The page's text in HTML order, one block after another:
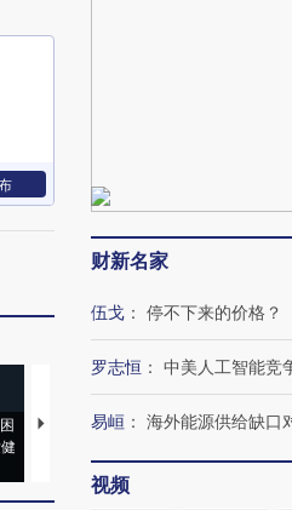
视线｜HYROX的吸金
心“花钱找虐”？
马航飞行
毒品
财新名家
伍戈 ： 停不下来的价格？
罗志恒 ： 中美人工智能竞
易峘 ： 海外能源供给缺口
视频